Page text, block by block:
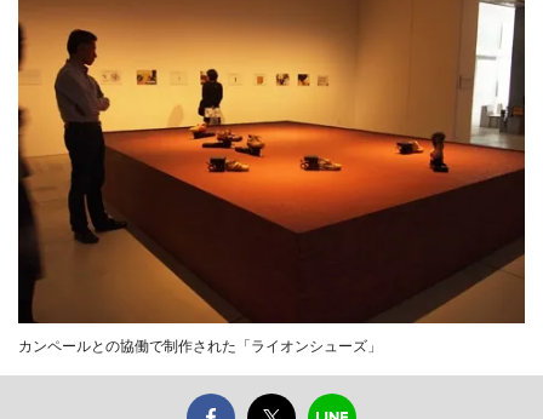
カンペールとの協働で制作された「ライオンシューズ」